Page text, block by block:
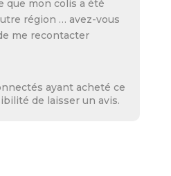
que mon colis a été
région … avez-vous
me recontacter
ayant acheté ce
de laisser un avis.